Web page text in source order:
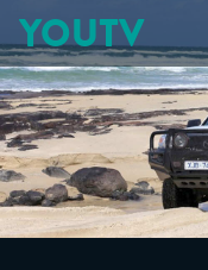
YOUTV